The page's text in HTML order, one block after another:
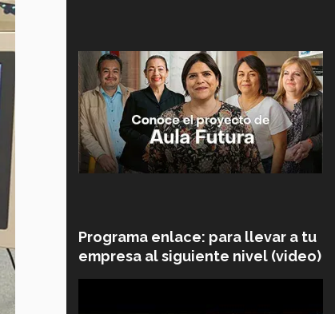
Programa enlace: para llevar a tu
empresa al siguiente nivel (video)